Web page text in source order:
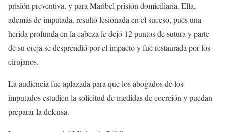
prisión preventiva, y para Maribel prisión domiciliaria. Ella,
además de imputada, resultó lesionada en el suceso, pues una
herida profunda en la cabeza le dejó 12 puntos de sutura y parte
de su oreja se desprendió por el impacto y fue restaurada por los
cirujanos.
La audiencia fue aplazada para que los abogados de los
imputados estudien la solicitud de medidas de coerción y puedan
preparar la defensa.